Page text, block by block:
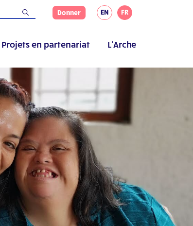
Donner EN FR
Projets en partenariat L’Arche